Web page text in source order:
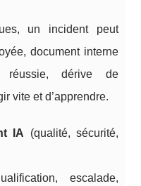
un incident peut
document interne
réussie, dérive de
vite et d’apprendre.
IA (qualité, sécurité,
escalade,